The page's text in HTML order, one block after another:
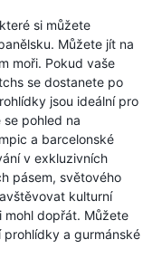
si můžete
Můžete jít na
moři. Pokud vaše
se dostanete po
jsou ideální pro
pohled na
a barcelonské
v exkluzivních
pásem, světového
kulturní
dopřát. Můžete
a gurmánské